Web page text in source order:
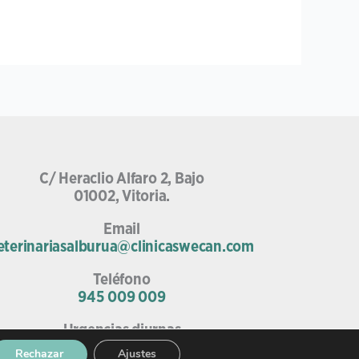
C/ Heraclio Alfaro 2, Bajo
01002, Vitoria.
Email
Teléfono
945 009 009
Urgencias diurnas
685 75 67 52
Rechazar Ajustes